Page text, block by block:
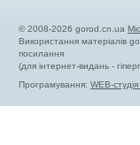
© 2008-2026 gorod.cn.ua
Використання матеріалів
посилання
(для інтернет-видань -
Програмування: WEB-